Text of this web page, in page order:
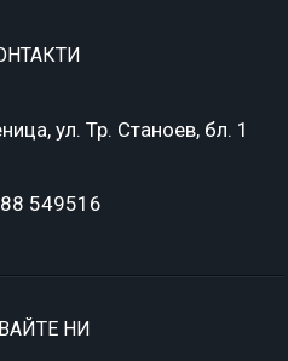
ул. Тр. Станоев, бл. 1
549516
НИ